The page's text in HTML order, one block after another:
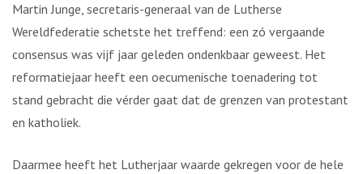
Martin Junge, secretaris-generaal van de Lutherse
Wereldfederatie schetste het treffend: een zó vergaande
consensus was vijf jaar geleden ondenkbaar geweest. Het
reformatiejaar heeft een oecumenische toenadering tot
stand gebracht die vérder gaat dat de grenzen van protestant
en katholiek.
Daarmee heeft het Lutherjaar waarde gekregen voor de hele